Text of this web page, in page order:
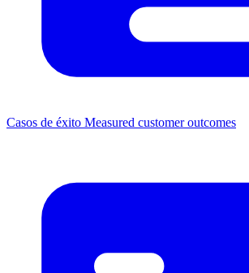
Casos de éxito Measured customer outcomes